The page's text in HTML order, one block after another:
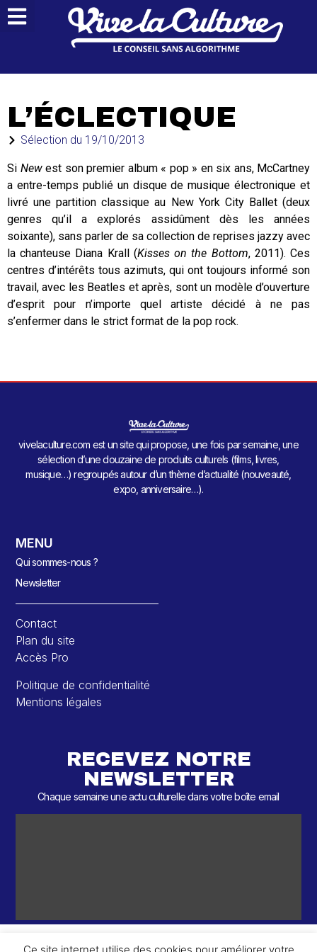
L’ÉCLECTIQUE
Sélection du 19/10/2013
Si Newest son premier album « pop » en six ans, McCartney
a entre-temps publié un disque de musique électronique et
livré une partition classique au New York City Ballet (deux
genres qu’il a explorés assidûment dès les années
soixante), sans parler de sa collection de reprises jazzy avec
la chanteuse Diana Krall (Kisses on the Bottom, 2011). Ces
centres d’intérêts tous azimuts, qui ont toujours informé son
travail, avec les Beatles et après, sont un modèle d’ouverture
d’esprit pour n’importe quel artiste décidé à ne pas
s’enfermer dans le strict format de la pop rock.
vivelaculture.com est un site qui propose, une fois par semaine, une
sélection d’une douzaine de produits culturels (films, livres,
musique…) regroupés autour d’un thème d’actualité (nouveauté,
expo, anniversaire…).
MENU
Qui sommes-nous ?
Newsletter
Contact
Plan du site
Accès Pro
Politique de confidentialité
Mentions légales
RECEVEZ NOTRE
NEWSLETTER
Chaque semaine une actu culturelle dans votre boîte email